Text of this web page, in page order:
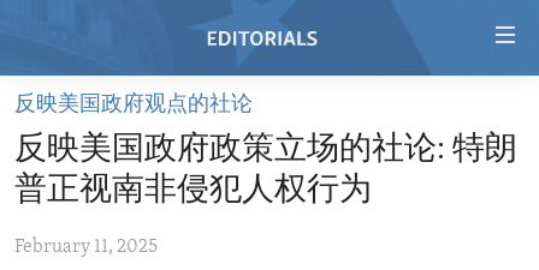
Skip
main
content
to
HOME
VIDEO
REGIONS
反映美国政府观点的社论
反映美国政府政策立场的社论: 特朗
普正视南非侵犯人权行为
February 11, 2025